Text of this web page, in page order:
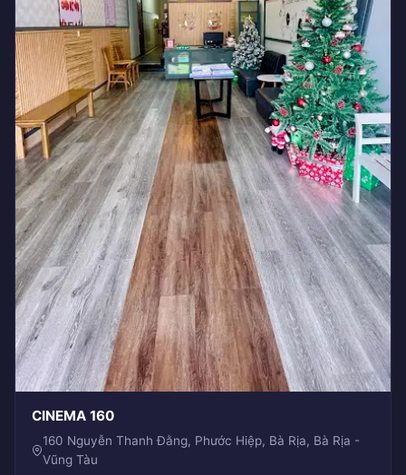
CINEMA 160
160 Nguyễn Thanh Đằng, Phước Hiệp, Bà Rịa, Bà Rịa -
Vũng Tàu